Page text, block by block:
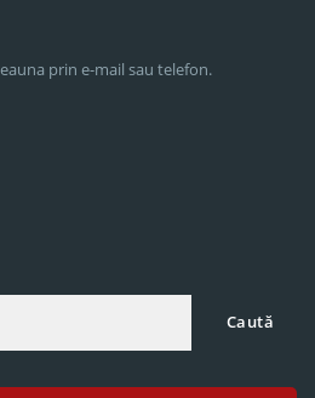
prin e-mail sau telefon.
Caută